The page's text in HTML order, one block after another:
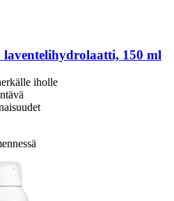
150 ml
iholle